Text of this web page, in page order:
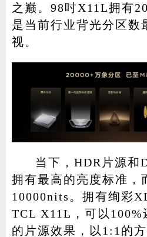
之巅。98吋X11L拥有
是当前行业背光分区数
视。
当下，HDR片源
拥有最高的亮度标准，
10000nits。拥有绚彩
TCL X11L，可以100%
的片源效果，以1:1的